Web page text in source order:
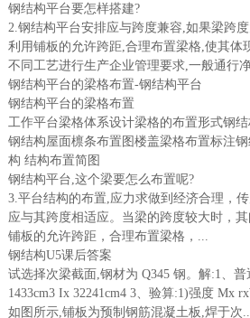
钢结构平台要怎样搭建?
2.钢结构平台安排应与跨度兼容,如果梁跨
利用铺板的允许跨距,合理布置梁格,使其体
不同工艺进行生产企业管理要求,一般通行净
钢结构平台的梁格布置-钢结构平台
钢结构平台的梁格布置
工作平台梁格体系设计梁格的布置形式钢
钢结构屋面檩条布置图楼盖梁格布置标注
构 结构布置简图
钢结构平台,这个梁要怎么布置呢?
3.平台结构的布置,应力求做到经济合理，
应与其跨度相适应。当梁的跨度较大时，
铺板的允许跨距，合理布置梁格，...
钢结构U5课后答案
试选择次梁截面,钢材为 Q345 钢。解:1、
1433cm3 Ix 32241cm4 3、验算:1)强度 Mx
如图所示,铺板为预制钢筋混凝土板,焊于次...